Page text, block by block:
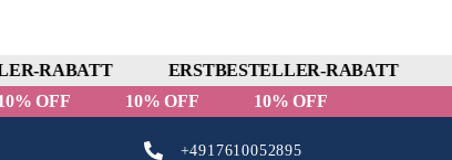
RABATT ERSTBESTELLER-RABATT
10% OFF
10% OFF 10% OFF
+4917610052895